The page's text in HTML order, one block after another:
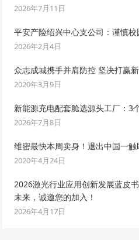
2026年7月11日
平安产险绍兴中心支公司：谨慎
2026年2月4日
众志成城携手并肩防控 坚决打赢
2020年3月9日
新能源充电配套舱选源头工厂：3
2026年7月8日
维密最快本周卖身！退出中国一触
2020年4月24日
2026激光行业应用创新发展蓝皮
未来，诚邀您的加入！
2026年4月17日